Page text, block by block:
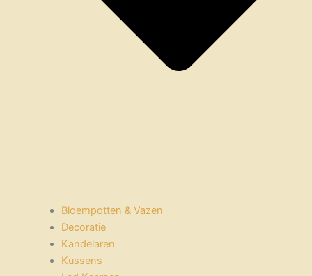
Bloempotten & Vazen
Decoratie
Kandelaren
Kussens